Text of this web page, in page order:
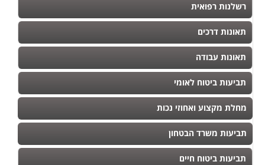
רשלנות רפואית
תאונות דרכים
תאונות עבודה
תביעות ביטוח לאומי
מחלת מקצוע ואחוזי נכות
תביעות משרד הבטחון
תביעות ביטוח חיים